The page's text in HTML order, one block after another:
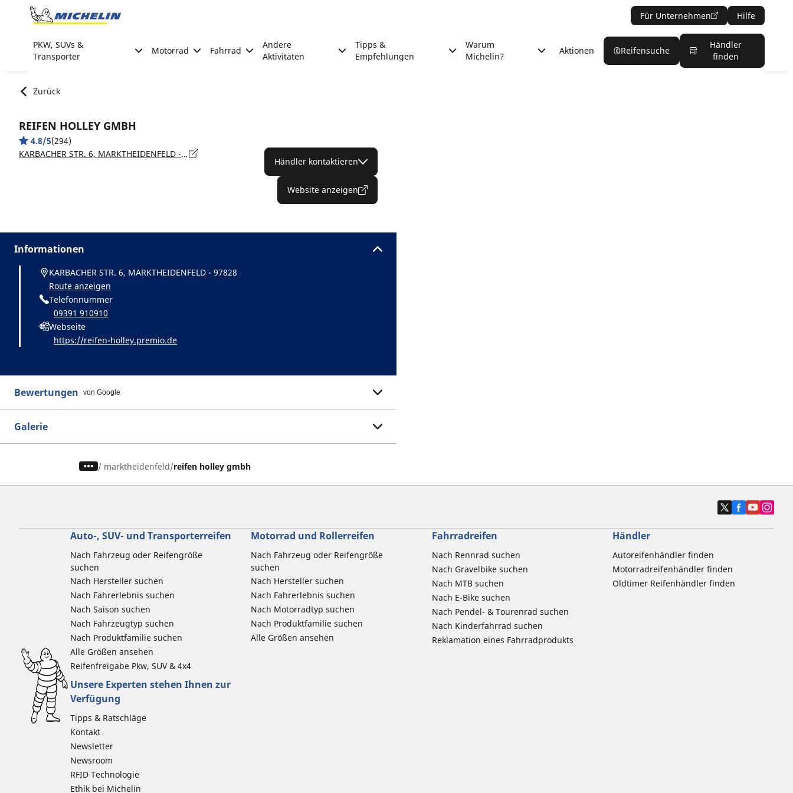
Go to page content
Für Unternehmen Hilfe
PKW, SUVs &
Transporter
Motorrad Fahrrad
Andere
Aktivitäten
Tipps &
Empfehlungen
Warum
Michelin?
Aktionen Reifensuche
Händler
finden
Zurück
REIFEN HOLLEY GMBH
4.8/5(294)
KARBACHER STR. 6, MARKTHEIDENFELD - 97828
Händler kontaktieren
Website anzeigen
Informationen
KARBACHER STR. 6, MARKTHEIDENFELD - 97828
Route anzeigen
Telefonnummer
09391 910910
Webseite
https://reifen-holley.premio.de
Bewertungen von Google
Galerie
/ marktheidenfeld reifen holley gmbh
Auto-, SUV- und Transporterreifen
Nach Fahrzeug oder Reifengröße
suchen
Nach Hersteller suchen
Nach Fahrerlebnis suchen
Nach Saison suchen
Nach Fahrzeugtyp suchen
Nach Produktfamilie suchen
Alle Größen ansehen
Reifenfreigabe Pkw, SUV & 4x4
Motorrad und Rollerreifen
Nach Fahrzeug oder Reifengröße
suchen
Nach Hersteller suchen
Nach Fahrerlebnis suchen
Nach Motorradtyp suchen
Nach Produktfamilie suchen
Alle Größen ansehen
Fahrradreifen
Nach Rennrad suchen
Nach Gravelbike suchen
Nach MTB suchen
Nach E-Bike suchen
Nach Pendel- & Tourenrad suchen
Nach Kinderfahrrad suchen
Reklamation eines Fahrradprodukts
Händler
Autoreifenhändler finden
Motorradreifenhändler finden
Oldtimer Reifenhändler finden
Unsere Experten stehen Ihnen zur
Verfügung
Tipps & Ratschläge
Kontakt
Newsletter
Newsroom
RFID Technologie
Ethik bei Michelin